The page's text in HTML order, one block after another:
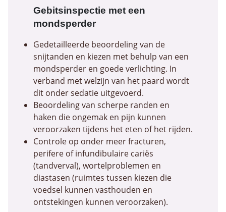
Gebitsinspectie met een
mondsperder
Gedetailleerde beoordeling van de
snijtanden en kiezen met behulp van een
mondsperder en goede verlichting. In
verband met welzijn van het paard wordt
dit onder sedatie uitgevoerd.
Beoordeling van scherpe randen en
haken die ongemak en pijn kunnen
veroorzaken tijdens het eten of het rijden.
Controle op onder meer fracturen,
perifere of infundibulaire cariës
(tandverval), wortelproblemen en
diastasen (ruimtes tussen kiezen die
voedsel kunnen vasthouden en
ontstekingen kunnen veroorzaken).